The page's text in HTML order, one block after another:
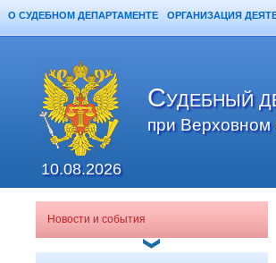
О СУДЕБНОМ ДЕПАРТАМЕНТЕ ОРГАНИЗАЦИЯ
Новости и события
СУДЕБНЫЙ
при
10.08.2026